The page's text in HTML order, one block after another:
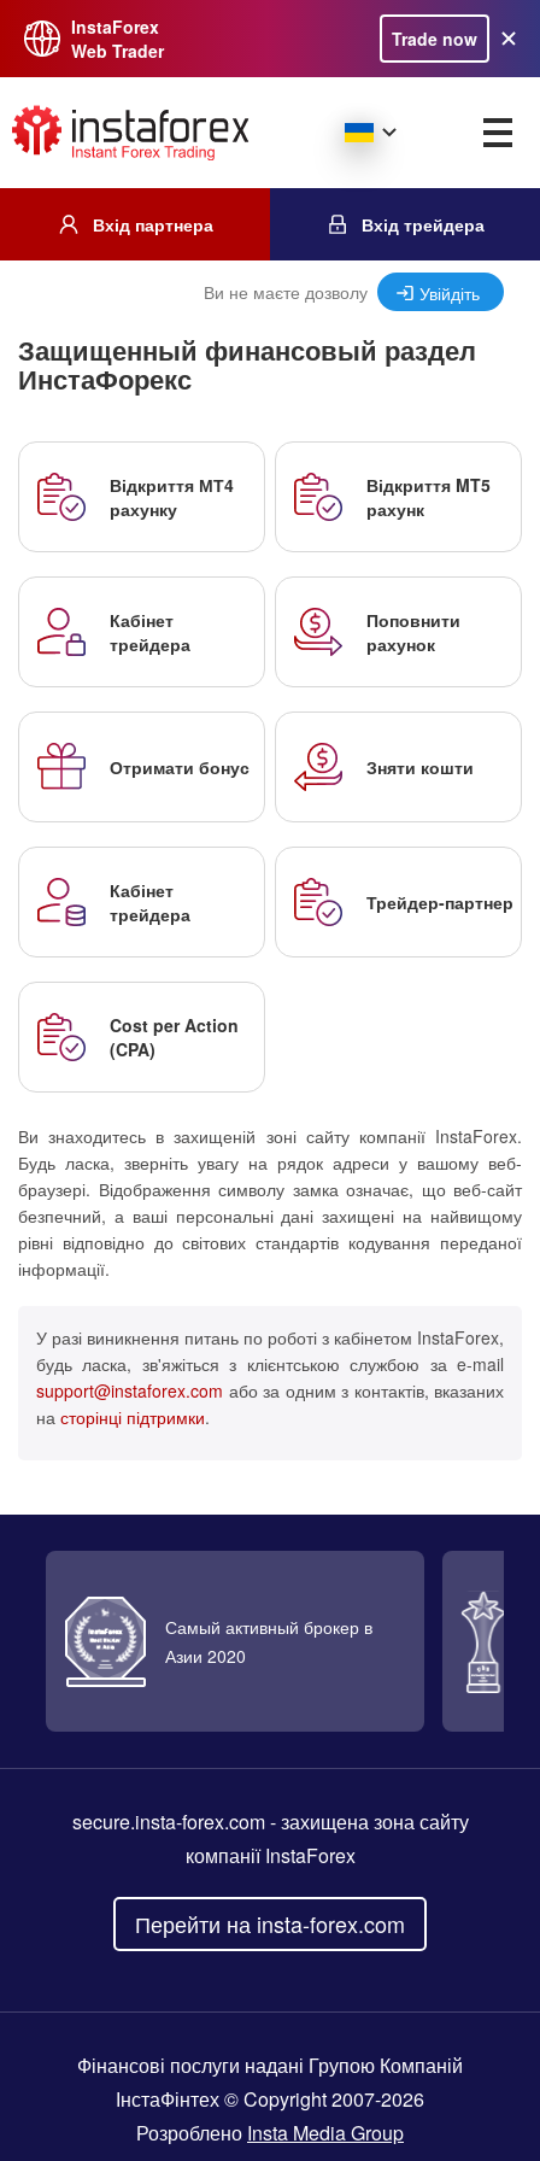
InstaForex
Web Trader
Trade now
Вхід партнера Вхід трейдера
Ви не маєте дозволу Увійдіть
Защищенный финансовый раздел
ИнстаФорекс
Відкриття МТ4
рахунку
Відкриття MT5
рахунк
Кабінет
трейдера
Поповнити
рахунок
Отримати бонус Зняти кошти
Кабінет
трейдера
Трейдер-партнер
Cost per Action
(CPA)
Ви знаходитесь в захищеній зоні сайту компанії InstaForex.
Будь ласка, зверніть увагу на рядок адреси у вашому веб-
браузері. Відображення символу замка означає, що веб-сайт
безпечний, а ваші персональні дані захищені на найвищому
рівні відповідно до світових стандартів кодування переданої
інформації.
У разі виникнення питань по роботі з кабінетом InstaForex,
будь ласка, зв'яжіться з клієнтською службою за e-mail
support@instaforex.com або за одним з контактів, вказаних
на сторінці підтримки.
Самый активный брокер в
Азии 2020
secure.insta-forex.com- захищена зона сайту
компанії InstaForex
Перейти на insta-forex.com
Фінансові послуги надані Групою Компаній
ІнстаФінтех © Copyright 2007-2026
Розроблено Insta Media Group